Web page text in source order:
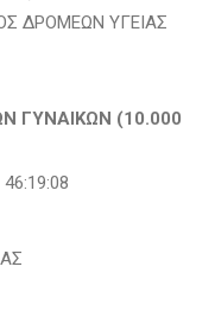
ΔΡΟΜΕΩΝ ΥΓΕΙΑΣ
ΓΥΝΑΙΚΩΝ (10.000